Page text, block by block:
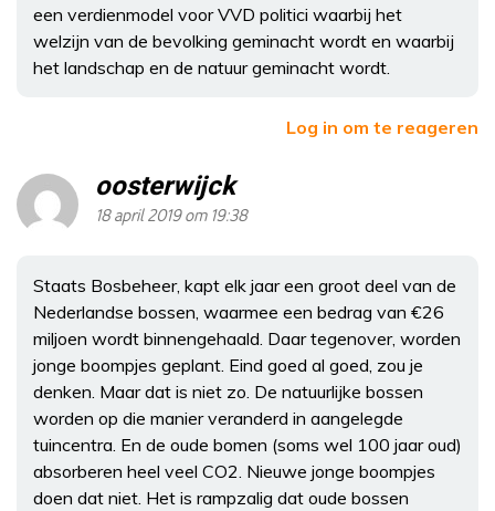
een verdienmodel voor VVD politici waarbij het
welzijn van de bevolking geminacht wordt en waarbij
het landschap en de natuur geminacht wordt.
Log in om te reageren
oosterwijck
18 april 2019 om 19:38
Staats Bosbeheer, kapt elk jaar een groot deel van de
Nederlandse bossen, waarmee een bedrag van €26
miljoen wordt binnengehaald. Daar tegenover, worden
jonge boompjes geplant. Eind goed al goed, zou je
denken. Maar dat is niet zo. De natuurlijke bossen
worden op die manier veranderd in aangelegde
tuincentra. En de oude bomen (soms wel 100 jaar oud)
absorberen heel veel CO2. Nieuwe jonge boompjes
doen dat niet. Het is rampzalig dat oude bossen